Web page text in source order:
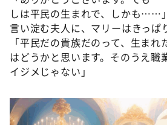
しは平民の生まれで、しかも……」
言い淀む夫人に、マリーはきっぱ
「平民だの貴族だのって、生ま
はどうかと思います。そのうえ職
イジメじゃない」